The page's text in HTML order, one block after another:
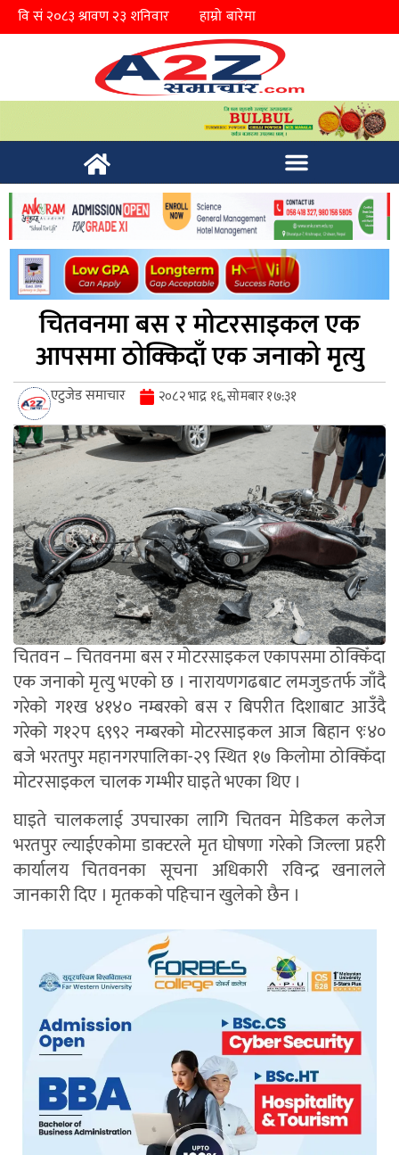
हाम्रो बारेमा
चितवनमा बस र मोटरसाइकल एक
आपसमा ठोक्किदाँ एक जनाको मृत्यु
एटुजेड समाचार २०८२ भाद्र १६, सोमबार १७:३१
चितवन – चितवनमा बस र मोटरसाइकल एकापसमा ठोक्किँदा
एक जनाको मृत्यु भएको छ । नारायणगढबाट लमजुङतर्फ जाँदै
गरेको ग१ख ४१४० नम्बरको बस र बिपरीत दिशाबाट आउँदै
गरेको ग१२प ६९९२ नम्बरको मोटरसाइकल आज बिहान ९ः४०
बजे भरतपुर महानगरपालिका-२९ स्थित १७ किलोमा ठोक्किँदा
मोटरसाइकल चालक गम्भीर घाइते भएका थिए ।
घाइते चालकलाई उपचारका लागि चितवन मेडिकल कलेज
भरतपुर ल्याईएकोमा डाक्टरले मृत घोषणा गरेको जिल्ला प्रहरी
कार्यालय चितवनका सूचना अधिकारी रविन्द्र खनालले
जानकारी दिए । मृतकको पहिचान खुलेको छैन ।